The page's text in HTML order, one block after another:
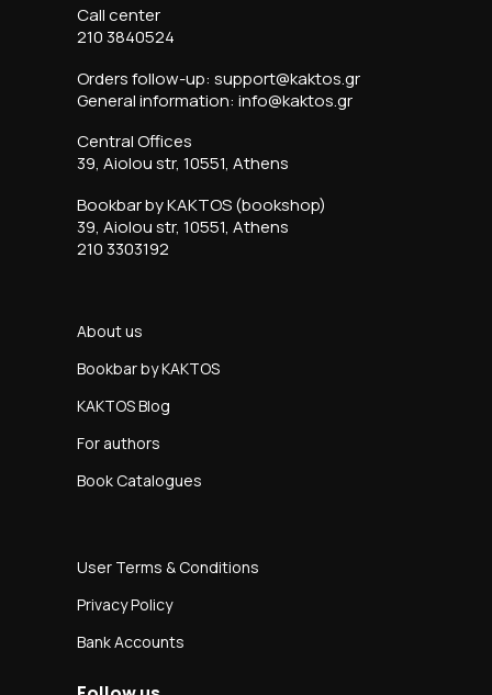
Call center
210 3840524
Orders follow-up: support@kaktos.gr
General information: info@kaktos.gr
Central Offices
39, Aiolou str, 10551, Athens
Bookbar by KAKTOS (bookshop)
39, Aiolou str, 10551, Athens
210 3303192
About us
Bookbar by KAKTOS
KAKTOS Blog
For authors
Book Catalogues
User Terms & Conditions
Privacy Policy
Bank Accounts